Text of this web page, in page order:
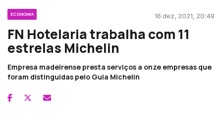
ECONOMIA 16 dez, 2021, 20:49
FN Hotelaria trabalha com 11
estrelas Michelin
Empresa madeirense presta serviços a onze empresas que
foram distinguidas pelo Guia Michelin